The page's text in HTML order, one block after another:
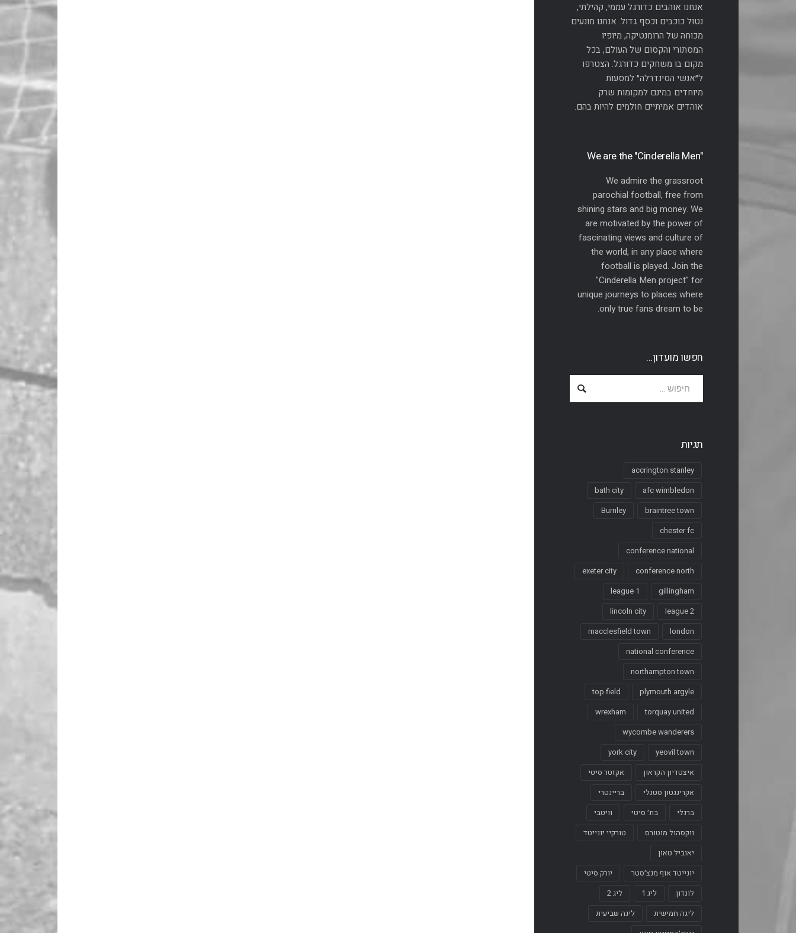
אנחנו אוהבים כדורגל עממי, קהילתי,
נטול כוכבים וכסף גדול. אנחנו מונעים
מכוחה של הרומנטיקה, מיופיו
המסתורי והקסום של העולם, בכל
מקום בו משחקים כדורגל. הצטרפו
ל״אנשי הסינדרלה״ למסעות
מיוחדים במינם למקומות שרק
אוהדים אמיתיים חולמים להיות בהם.
"We are the "Cinderella Men
We admire the grassroot
parochial football, free from
shining stars and big money. We
are motivated by the power of
fascinating views and culture of
the world, in any place where
football is played. Join the
"Cinderella Men project" for
unique journeys to places where
only true fans dream to be.
חפשו מועדון…
תגיות
accrington stanley
afc wimbledon
bath city
braintree town
Burnley
chester fc
conference national
conference north
exeter city
gillingham
league 1
league 2
lincoln city
london
macclesfield town
national conference
northampton town
plymouth argyle
top field
torquay united
wrexham
wycombe wanderers
yeovil town
york city
איצטדיון הקראון
אקזטר סיטי
אקרינגטון סטנלי
בריינטרי
ברנלי
בת׳ סיטי
וויטבי
ווקסהול מוטורס
טורקיי יונייטד
יאוביל טאון
יונייטד אוף מנצ׳סטר
יורק סיטי
לונדון
ליג 1
ליג 2
ליגה חמישית
ליגה שביעית